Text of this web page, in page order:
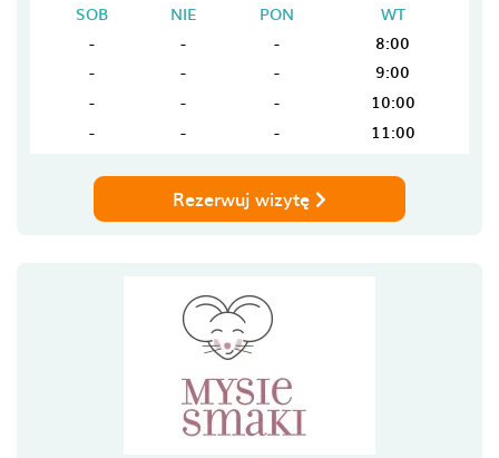
SOB NIE PON
WT
-
- -
8:00
-
- -
9:00
-
- -
10:00
-
- - 11:00
Rezerwuj wizytę